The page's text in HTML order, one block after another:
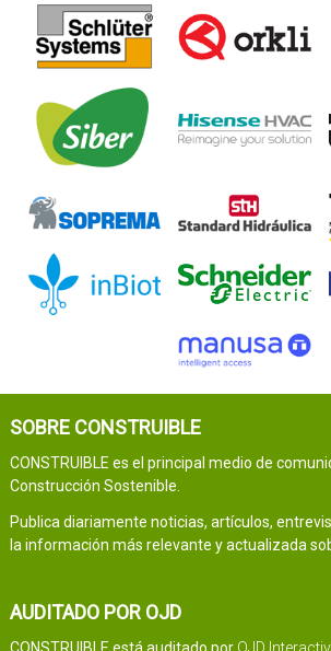
SOBRE CONSTRUIBLE
CONSTRUIBLE es el principal medio de
Construcción Sostenible.
Publica diariamente noticias, artículos,
la información más relevante y actualizada
AUDITADO POR OJD
CONSTRUIBLE está auditado por OJD